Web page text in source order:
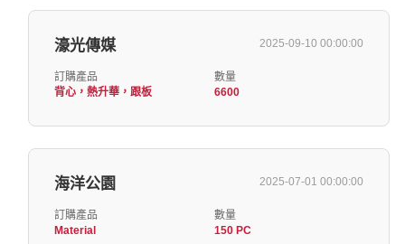
濠光傳媒 2025-09-10 00:00:00
訂購產品
背心，熱升華，跟板
數量
6600
海洋公園 2025-07-01 00:00:00
訂購產品
Material
數量
150 PC